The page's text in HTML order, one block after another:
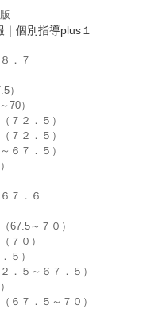
個別指導plus１
．７
）
70）
７２．５）
７２．５）
６７．５）
７．６
67.5～７０）
７０）
５）
．５～６７．５）
６７．５～７０）